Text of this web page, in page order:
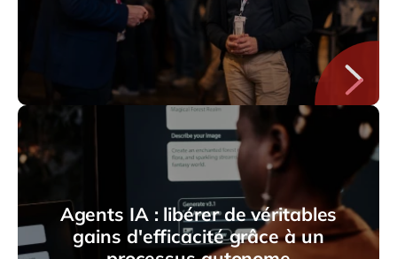
Agents IA : libérer de véritables
gains d'efficacité grâce à un